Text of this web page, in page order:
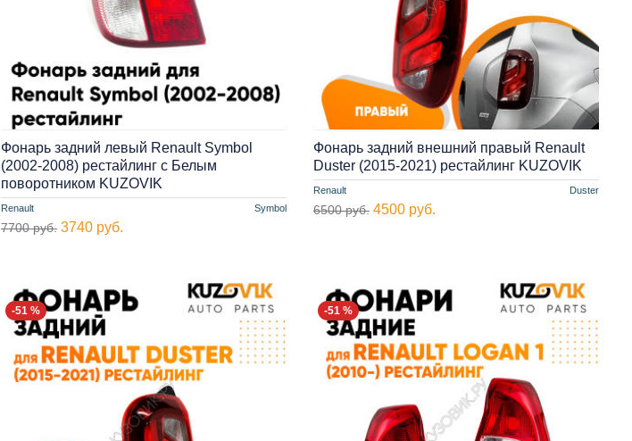
Renault Symbol
Фонарь задний левый Renault Symbol
(2002-2008) рестайлинг с Белым
поворотником KUZOVIK
7700 руб. 3740 руб.
Renault Duster
Фонарь задний внешний правый Renault
Duster (2015-2021) рестайлинг KUZOVIK
6500 руб. 4500 руб.
-51 % -51 %